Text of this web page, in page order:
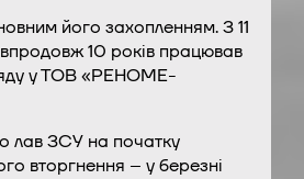
його захопленням. З 11
10 років працював
у ТОВ «РЕНОМЕ-
лав ЗСУ на початку
вторгнення – у березні